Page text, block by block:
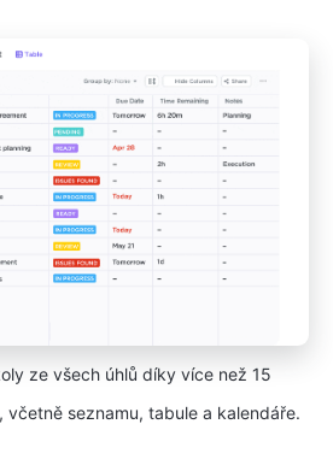
ze všech úhlů díky více než 15
včetně seznamu, tabule a kalendáře.